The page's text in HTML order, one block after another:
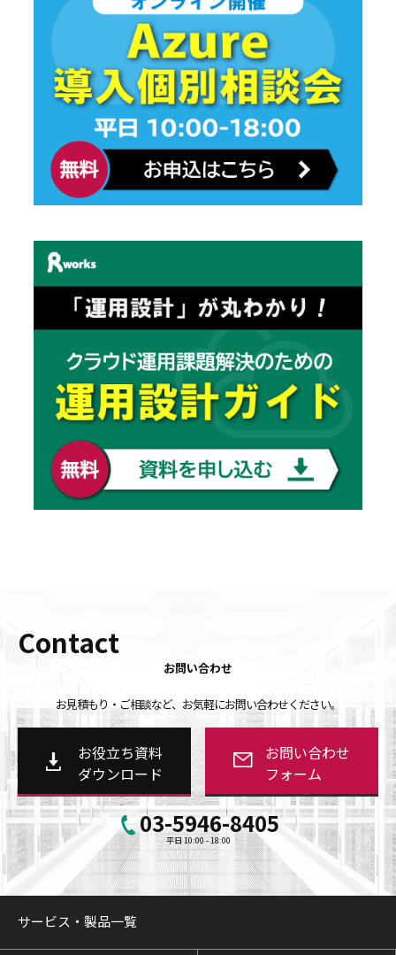
Contact
お問い合わせ
お見積もり・ご相談など、お気軽にお問い合わせください。
お役立ち資料
ダウンロード
お問い合わせ
フォーム
03-5946-8405
平日 10:00 - 18:00
サービス・製品一覧